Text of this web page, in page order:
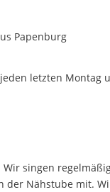
Papenburg
letzten Montag
Wir singen
der Nähstube mit.